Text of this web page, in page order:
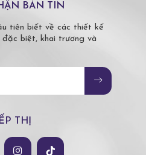
BẢN TIN
tiên biết về các thiết kế
đặc biệt, khai trương và
THỊ